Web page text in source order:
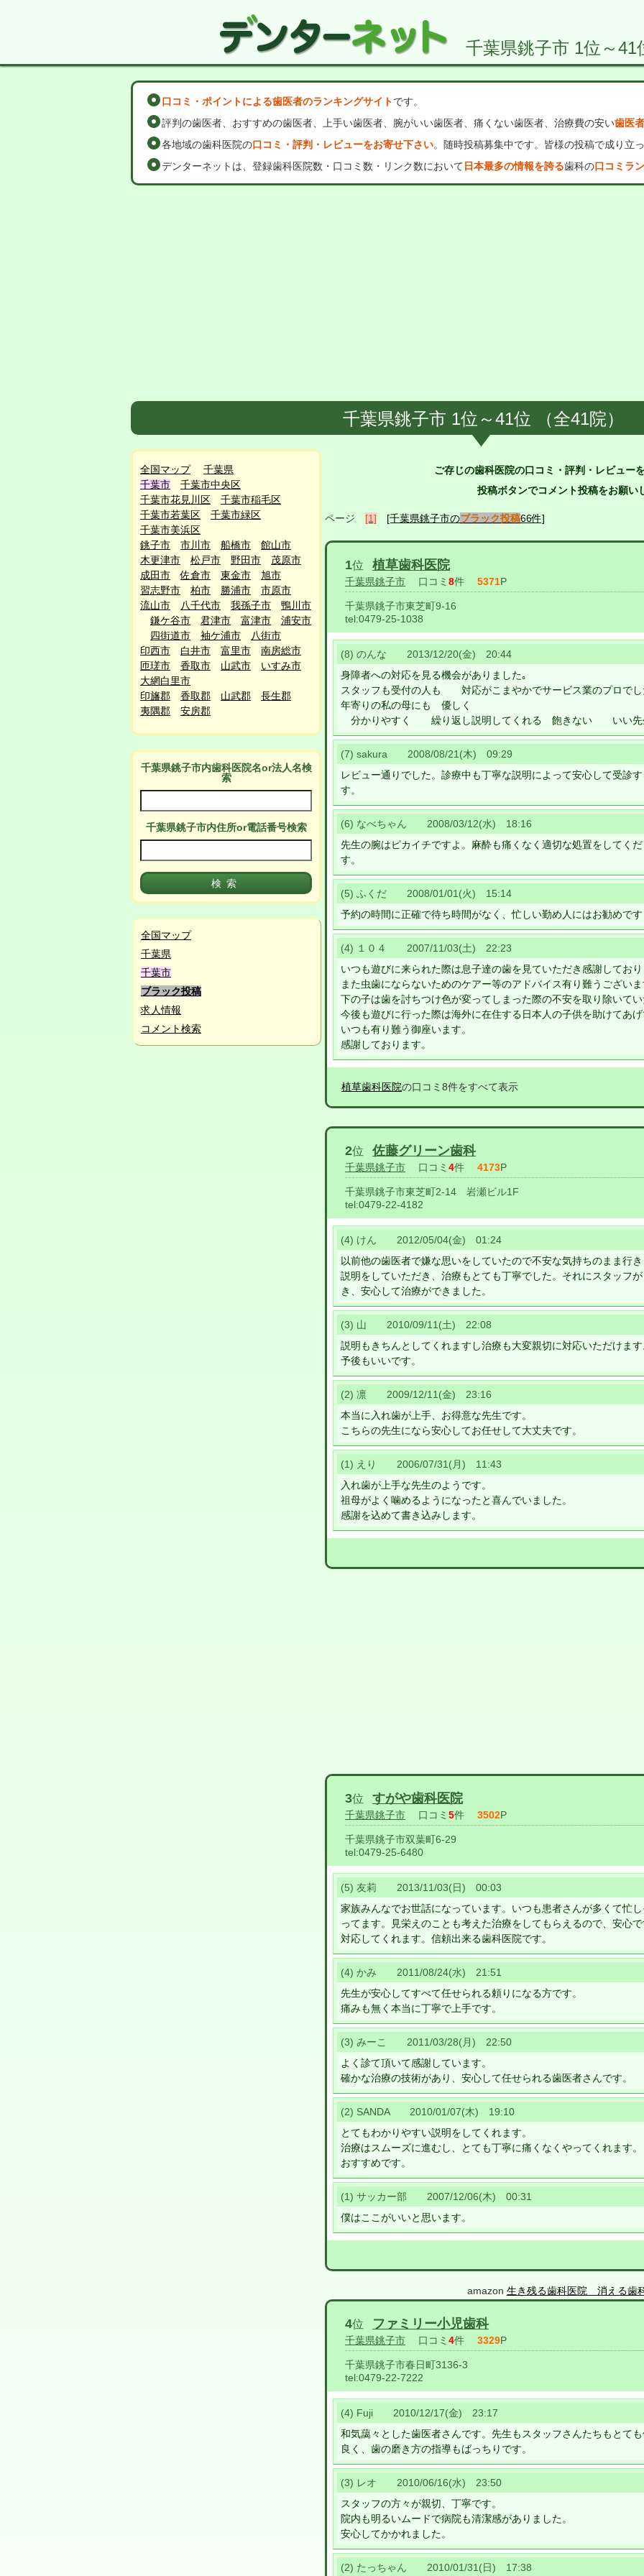
千葉県銚子市 1位～41
口コミ・ポイントによる歯医者のランキングサイトです。
評判の歯医者、おすすめの歯医者、上手い歯医者、腕がいい歯医者、痛くない歯医者、治療費の安い歯医
各地域の歯科医院の口コミ・評判・レビューをお寄せ下さい。随時投稿募集中です。皆様の投稿で成り立
デンターネットは、登録歯科医院数・口コミ数・リンク数において 日本最多の情報を誇る歯科の口コミラ
千葉県銚子市 1位～41位 （全41院）
全国マップ
千葉県
千葉市
千葉市中央区
千葉市花見川区
千葉市稲毛区
千葉市若葉区
千葉市緑区
千葉市美浜区
銚子市
市川市 船橋市
館山市
木更津市
松戸市 野田市
茂原市
成田市
佐倉市 東金市
旭市
習志野市
柏市 勝浦市
市原市
流山市
八千代市 我孫子市
鴨川市
鎌ケ谷市
君津市 富津市
浦安市
四街道市
袖ケ浦市
八街市
印西市
白井市 富里市
南房総市
匝瑳市
香取市 山武市
いすみ市
大網白里市
印旛郡
香取郡 山武郡
長生郡
夷隅郡
安房郡
千葉県銚子市内歯科医院名or法人名検
索
千葉県銚子市内住所or電話番号検索
全国マップ
千葉県
千葉市
ブラック投稿
求人情報
コメント検索
ご存じの歯科医院の口コミ・評判・レビュー
投稿ボタンでコメント投稿をお願い
ページ [1] [千葉県銚子市のブラック投稿66件]
1位 植草歯科医院
千葉県銚子市 口コミ 8件 5371P
千葉県銚子市東芝町9-16
tel:0479-25-1038
(8) のんな 2013/12/20(金) 20:44
身障者への対応を見る機会がありました｡
スタッフも受付の人も 対応がこまやかでサービス業のプロでし
年寄りの私の母にも 優しく
分かりやすく 繰り返し説明してくれる 飽きない いい先
(7) sakura 2008/08/21(木) 09:29
レビュー通りでした。診療中も丁寧な説明によって安心して受診
す。
(6) なべちゃん 2008/03/12(水) 18:16
先生の腕はピカイチですよ。麻酔も痛くなく適切な処置をしてく
す。
(5) ふくだ 2008/01/01(火) 15:14
予約の時間に正確で待ち時間がなく、忙しい勤め人にはお勧めで
(4) １０４ 2007/11/03(土) 22:23
いつも遊びに来られた際は息子達の歯を見ていただき感謝してお
また虫歯にならないためのケアー等のアドバイス有り難うござい
下の子は歯を討ちつけ色が変ってしまった際の不安を取り除いて
今後も遊びに行った際は海外に在住する日本人の子供を助けてあ
いつも有り難う御座います。
感謝しております。
植草歯科医院の口コミ8件をすべて表示
2位 佐藤グリーン歯科
千葉県銚子市 口コミ 4件 4173P
千葉県銚子市東芝町2-14 岩瀬ビル1F
tel:0479-22-4182
(4) けん 2012/05/04(金) 01:24
以前他の歯医者で嫌な思いをしていたので不安な気持ちのまま行
説明をしていただき、治療もとても丁寧でした。それにスタッフ
き、安心して治療ができました。
(3) 山 2010/09/11(土) 22:08
説明もきちんとしてくれますし治療も大変親切に対応いただけま
予後もいいです。
(2) 凛 2009/12/11(金) 23:16
本当に入れ歯が上手、お得意な先生です。
こちらの先生になら安心してお任せして大丈夫です。
(1) えり 2006/07/31(月) 11:43
入れ歯が上手な先生のようです。
祖母がよく噛めるようになったと喜んでいました。
感謝を込めて書き込みします。
3位 すがや歯科医院
千葉県銚子市 口コミ 5件 3502P
千葉県銚子市双葉町6-29
tel:0479-25-6480
(5) 友莉 2013/11/03(日) 00:03
家族みんなでお世話になっています。いつも患者さんが多くて忙
ってます。見栄えのことも考えた治療をしてもらえるので、安心
対応してくれます。信頼出来る歯科医院です。
(4) かみ 2011/08/24(水) 21:51
先生が安心してすべて任せられる頼りになる方です。
痛みも無く本当に丁寧で上手です。
(3) みーこ 2011/03/28(月) 22:50
よく診て頂いて感謝しています。
確かな治療の技術があり、安心して任せられる歯医者さんです。
(2) SANDA 2010/01/07(木) 19:10
とてもわかりやすい説明をしてくれます。
治療はスムーズに進むし、とても丁寧に痛くなくやってくれます。
おすすめです。
(1) サッカー部 2007/12/06(木) 00:31
僕はここがいいと思います。
amazon 生き残る歯科医院 消える歯
4位 ファミリー小児歯科
千葉県銚子市 口コミ 4件 3329P
千葉県銚子市春日町3136-3
tel:0479-22-7222
(4) Fuji 2010/12/17(金) 23:17
和気藹々とした歯医者さんです。先生もスタッフさんたちもとて
良く、歯の磨き方の指導もばっちりです。
(3) レオ 2010/06/16(水) 23:50
スタッフの方々が親切、丁寧です。
院内も明るいムードで病院も清潔感がありました。
安心してかかれました。
(2) たっちゃん 2010/01/31(日) 17:38